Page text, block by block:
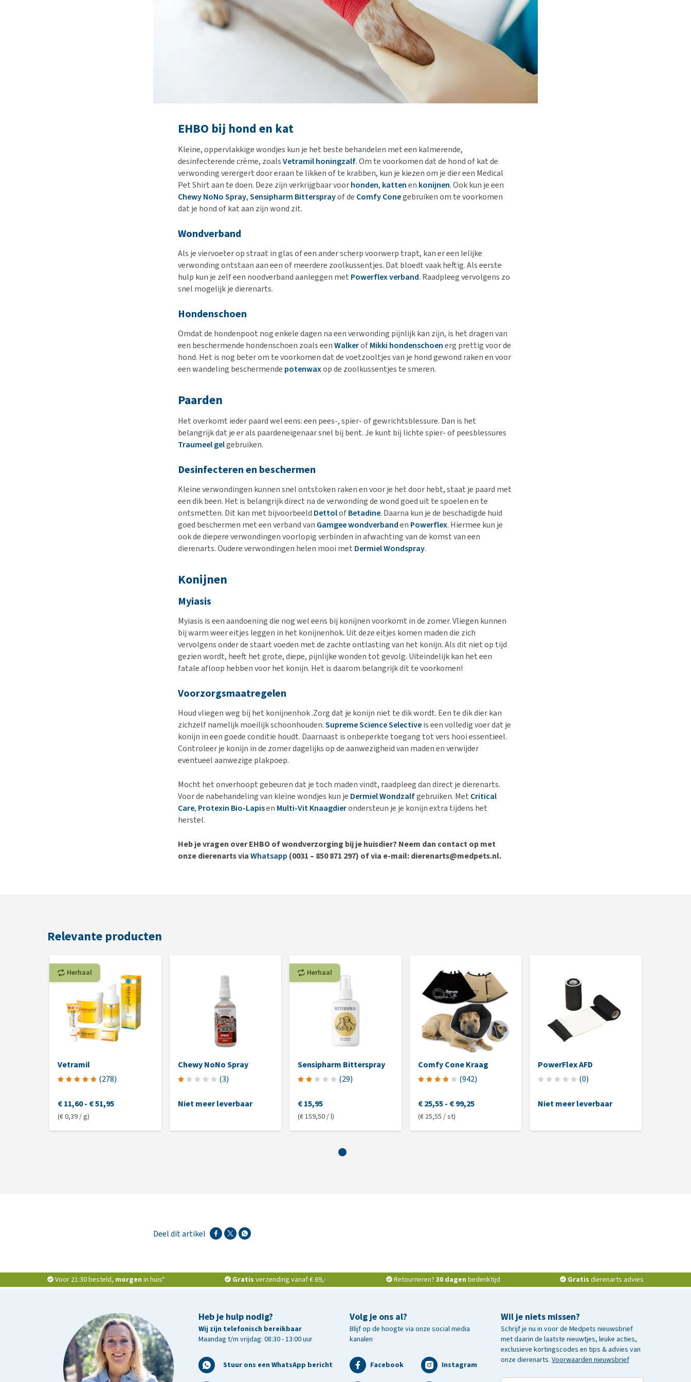
EHBO bij hond en kat
Kleine, oppervlakkige wondjes kun je het beste behandelen met een kalmerende,
desinfecterende crème, zoalsVetramil honingzalf. Om te voorkomen dat de hond of kat de
verwonding verergert door eraan te likken of te krabben, kun je kiezen om je dier een Medical
Pet Shirt aan te doen. Deze zijn verkrijgbaar voorhonden, kattenen konijnen. Ook kun je een
Chewy NoNo Spray,Sensipharm Bittersprayof de Comfy Conegebruiken om te voorkomen
dat je hond of kat aan zijn wond zit.
Wondverband
Als je viervoeter op straat in glas of een ander scherp voorwerp trapt, kan er een lelijke
verwonding ontstaan aan een of meerdere zoolkussentjes. Dat bloedt vaak heftig. Als eerste
hulp kun je zelf een noodverband aanleggen met Powerflex verband. Raadpleeg vervolgens zo
snel mogelijk je dierenarts.
Hondenschoen
Omdat de hondenpoot nog enkele dagen na een verwonding pijnlijk kan zijn, is het dragen van
een beschermende hondenschoen zoals eenWalkerofMikki hondenschoenerg prettig voor de
hond. Het is nog beter om te voorkomen dat de voetzooltjes van je hond gewond raken en voor
een wandeling beschermende potenwaxop de zoolkussentjes te smeren.
Paarden
Het overkomt ieder paard wel eens: een pees-, spier- of gewrichtsblessure. Dan is het
belangrijk dat je er als paardeneigenaar snel bij bent. Je kunt bij lichte spier- of peesblessures
Traumeel gelgebruiken.
Desinfecteren en beschermen
Kleine verwondingen kunnen snel ontstoken raken en voor je het door hebt, staat je paard met
een dik been. Het is belangrijk direct na de verwonding de wond goed uit te spoelen en te
ontsmetten. Dit kan met bijvoorbeeld DettolofBetadine. Daarna kun je de beschadigde huid
goed beschermen met een verband van Gamgee wondverbanden Powerflex. Hiermee kun je
ook de diepere verwondingen voorlopig verbinden in afwachting van de komst van een
dierenarts. Oudere verwondingen helen mooi met Dermiel Wondspray.
Konijnen
Myiasis
Myiasis is een aandoening die nog wel eens bij konijnen voorkomt in de zomer. Vliegen kunnen
bij warm weer eitjes leggen in het konijnenhok. Uit deze eitjes komen maden die zich
vervolgens onder de staart voeden met de zachte ontlasting van het konijn. Als dit niet op tijd
gezien wordt, heeft het grote, diepe, pijnlijke wonden tot gevolg. Uiteindelijk kan het een
fatale afloop hebben voor het konijn. Het is daarom belangrijk dit te voorkomen!
Voorzorgsmaatregelen
Houd vliegen weg bij het konijnenhok .Zorg dat je konijn niet te dik wordt. Een te dik dier kan
zichzelf namelijk moeilijk schoonhouden.Supreme Science Selectiveis een volledig voer dat je
konijn in een goede conditie houdt. Daarnaast is onbeperkte toegang tot vers hooi essentieel.
Controleer je konijn in de zomer dagelijks op de aanwezigheid van maden en verwijder
eventueel aanwezige plakpoep.
Mocht het onverhoopt gebeuren dat je toch maden vindt, raadpleeg dan direct je dierenarts.
Voor de nabehandeling van kleine wondjes kun je Dermiel Wondzalfgebruiken. Met Critical
Care, Protexin Bio-Lapisen Multi-Vit Knaagdierondersteun je je konijn extra tijdens het
herstel.
Heb je vragen over EHBO of wondverzorging bij je huisdier? Neem dan contact op met
onze dierenarts viaWhatsapp (0031 – 850 871 297) of via e-mail: dierenarts@medpets.nl.
Relevante producten
Herhaal
Vetramil
(278)
€ 11,60- € 51,95
(€ 0,39 / g)
Chewy NoNo Spray
(3)
Niet meer leverbaar
Herhaal
Sensipharm Bitterspray
(29)
€ 15,95
(€ 159,50 / l)
Comfy Cone Kraag
(942)
€ 25,55 - € 99,25
(€ 25,55 / st)
PowerFlex AFD
(0)
Niet meer leverbaar
Deel dit artikel
Voor 21:30 besteld, morgen in huis* Gratis verzending vanaf € 69,- Retourneren? 30 dagen bedenktijd Gratis dierenarts advies
Heb je hulp nodig?
Wij zijn telefonisch bereikbaar
Maandag t/m vrijdag: 08:30 - 13:00 uur
Stuur ons een WhatsApp bericht
Wil je niets missen?
Schrijf je nu in voor de Medpets nieuwsbrief
met daarin de laatste nieuwtjes, leuke acties,
exclusieve kortingscodes en tips & advies van
onze dierenarts. Voorwaarden nieuwsbrief
Volg je ons al?
Blijf op de hoogte via onze social media
kanalen
Facebook Instagram